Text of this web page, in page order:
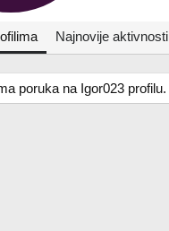
Najnovije aktivnosti
poruka na Igor023 profilu.